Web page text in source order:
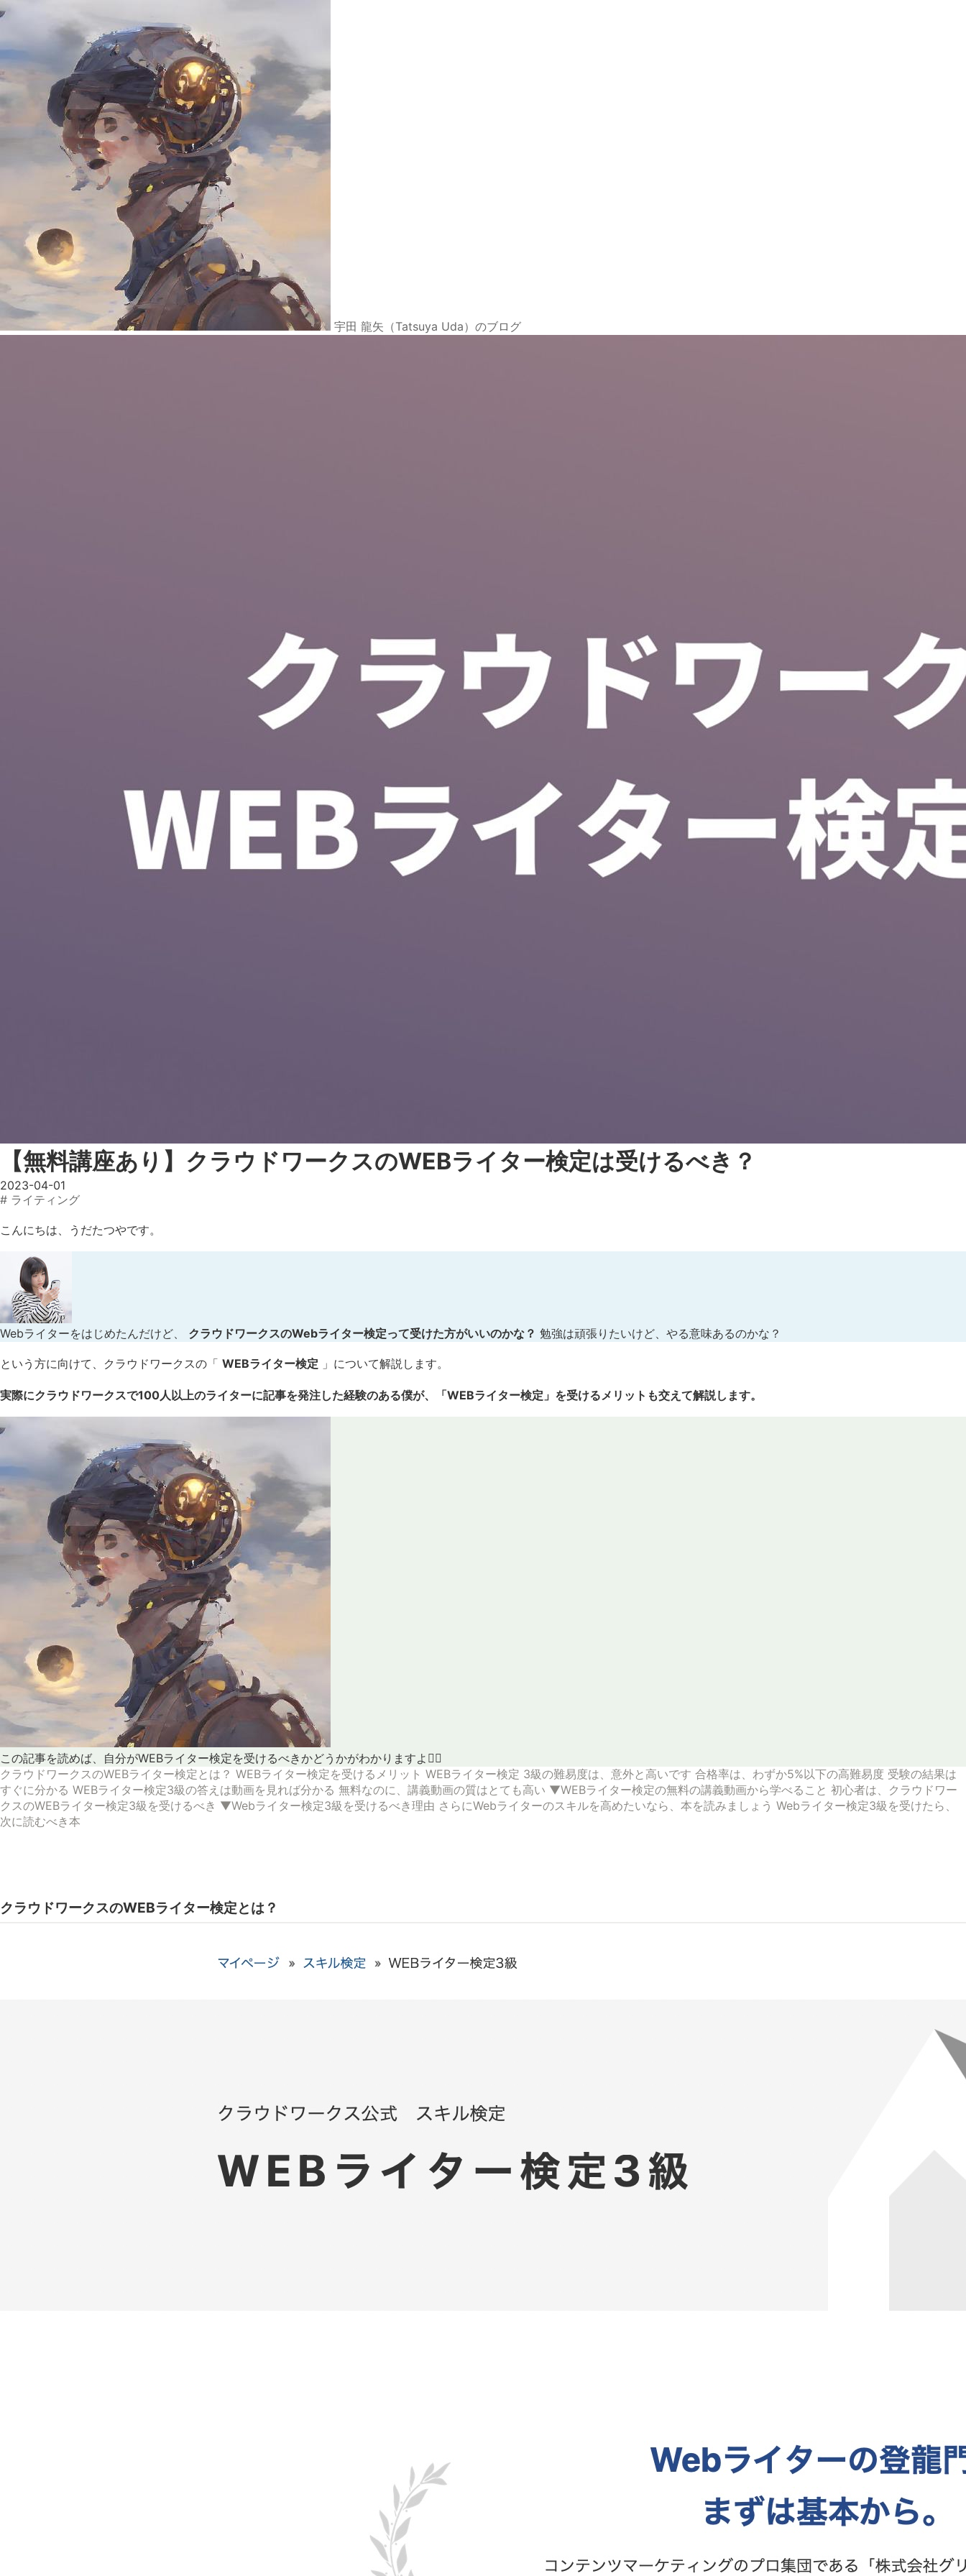
宇田 龍矢（Tatsuya Uda）のブログ
【無料講座あり】クラウドワークスのWEBライター検定は受けるべき？
2023-04-01
# ライティング
こんにちは、うだたつやです。
Webライターをはじめたんだけど、 クラウドワークスのWebライター検定って受けた方がいいのかな？ 勉強は頑張りたいけど、やる意味あるのかな？
という方に向けて、クラウドワークスの「 WEBライター検定 」について解説します。
実際にクラウドワークスで100人以上のライターに記事を発注した経験のある僕が、「WEBライター検定」を受けるメリットも交えて解説します。
この記事を読めば、自分がWEBライター検定を受けるべきかどうかがわかりますよ🙆‍♂️
クラウドワークスのWEBライター検定とは？ WEBライター検定を受けるメリット WEBライター検定 3級の難易度は、意外と高いです 合格率は、わずか5%以下の高難易度 受験の結果は
すぐに分かる WEBライター検定3級の答えは動画を見れば分かる 無料なのに、講義動画の質はとても高い ▼WEBライター検定の無料の講義動画から学べること 初心者は、クラウドワー
クスのWEBライター検定3級を受けるべき ▼Webライター検定3級を受けるべき理由 さらにWebライターのスキルを高めたいなら、本を読みましょう Webライター検定3級を受けたら、
次に読むべき本
クラウドワークスのWEBライター検定とは？